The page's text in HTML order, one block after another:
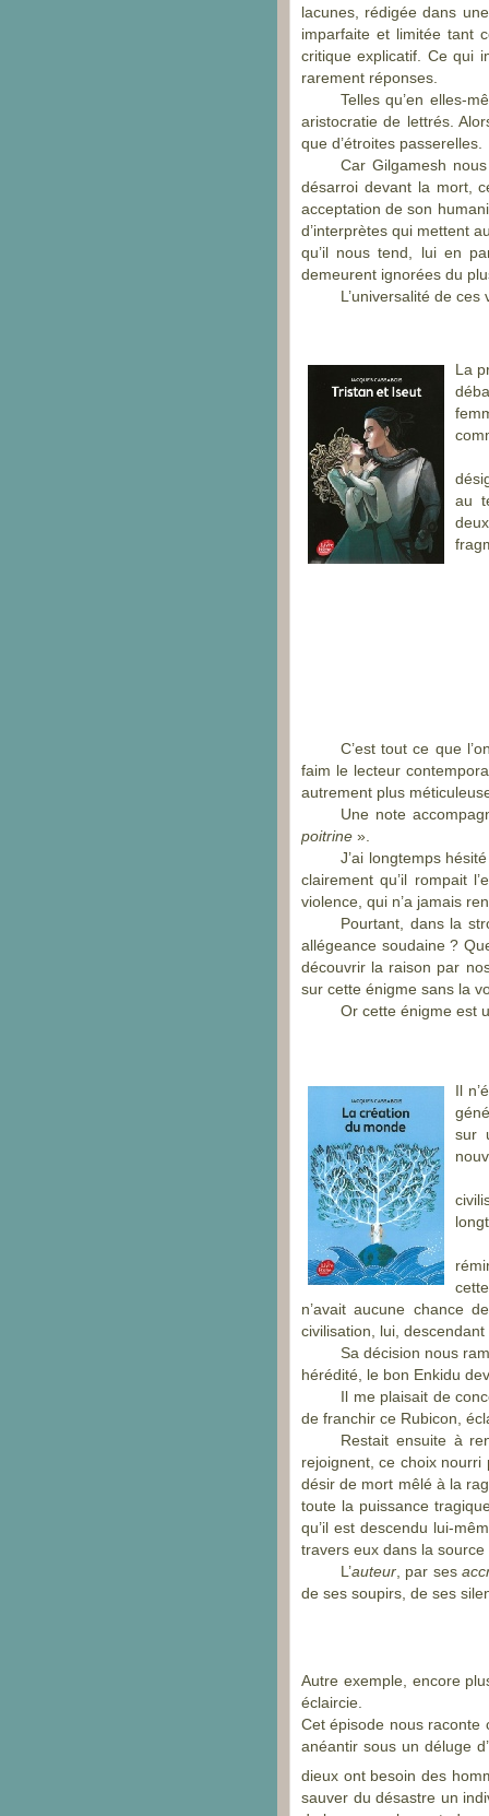
lacunes, rédigée dans
imparfaite et limitée tant
critique explicatif. Ce qui
rarement réponses.
Telles qu’en elles-
aristocratie de lettrés.
que d’étroites passerelles.
Car Gilgamesh
désarroi devant la mort,
acceptation de son
d’interprètes qui mettent
qu’il nous tend, lui en
demeurent ignorées du
L’universalité de
La
au
C’est tout ce que
faim le lecteur
autrement plus
Une note
poitrine ».
J’ai longtemps
clairement qu’il rompait
violence, qui n’a jamais
Pourtant, dans la
allégeance soudaine ?
découvrir la raison par
sur cette énigme sans la
Or cette énigme est
Il
sur
n’avait aucune chance
civilisation, lui, descendant
Sa décision nous
hérédité, le bon Enkidu
Il me plaisait de
de franchir ce Rubicon,
Restait ensuite à
rejoignent, ce choix nourri
désir de mort mêlé à la
toute la puissance
qu’il est descendu lui-
travers eux dans la
L’auteur , par ses
de ses soupirs, de ses
Autre exemple, encore
éclaircie.
Cet épisode nous raconte
anéantir sous un déluge
dieux ont besoin des
sauver du désastre un